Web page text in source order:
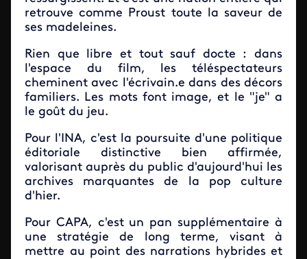
retrouve comme Proust toute la saveur de
ses madeleines.
Rien que libre et tout sauf docte : dans
l'espace du film, les téléspectateurs
cheminent avec l'écrivain.e dans des décors
familiers. Les mots font image, et le "je" a
le goût du jeu.
Pour l'INA, c'est la poursuite d'une politique
éditoriale distinctive bien affirmée,
valorisant auprès du public d'aujourd'hui les
archives marquantes de la pop culture
d'hier.
Pour CAPA, c'est un pan supplémentaire à
une stratégie de long terme, visant à
mettre au point des narrations hybrides et